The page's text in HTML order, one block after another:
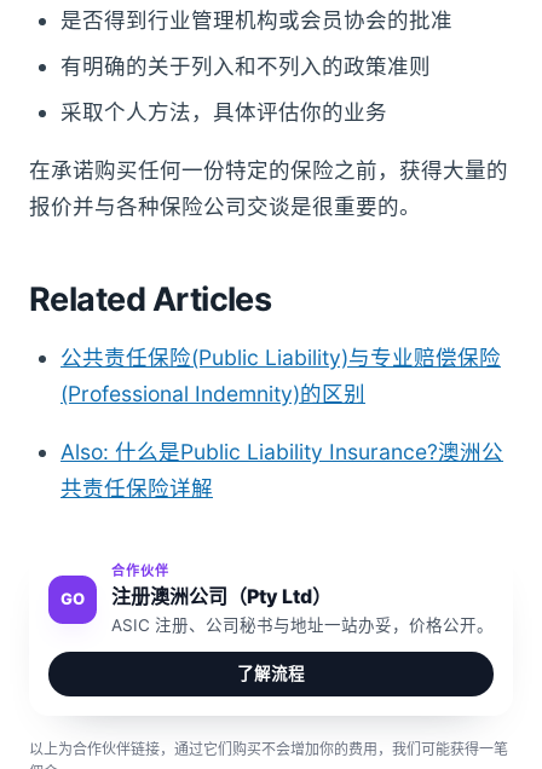
是否得到行业管理机构或会员协会的批准
有明确的关于列入和不列入的政策准则
采取个人方法，具体评估你的业务
在承诺购买任何一份特定的保险之前，获得大量的
报价并与各种保险公司交谈是很重要的。
Related Articles
公共责任保险(Public Liability)与专业赔偿保险
(Professional Indemnity)的区别
Also: 什么是Public Liability Insurance?澳洲公
共责任保险详解
GO
合作伙伴
注册澳洲公司（Pty Ltd）
ASIC 注册、公司秘书与地址一站办妥，价格公开。
了解流程
以上为合作伙伴链接，通过它们购买不会增加你的费用，我们可能获得一笔